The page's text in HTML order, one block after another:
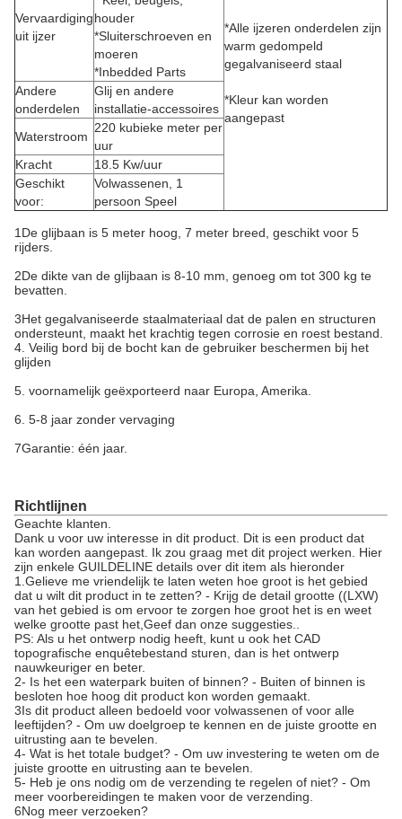
*Alle ijzeren onderdelen zijn
warm gedompeld
gegalvaniseerd staal
*Kleur kan worden
aangepast
Vervaardiging
uit ijzer
houder
*Sluiterschroeven en
moeren
*Inbedded Parts
Andere
onderdelen
Glij en andere
installatie-accessoires
Waterstroom
220 kubieke meter per
uur
Kracht
18.5 Kw/uur
Geschikt
voor:
Volwassenen, 1
persoon Speel
1De glijbaan is 5 meter hoog, 7 meter breed, geschikt voor 5
rijders.
2De dikte van de glijbaan is 8-10 mm, genoeg om tot 300 kg te
bevatten.
3Het gegalvaniseerde staalmateriaal dat de palen en structuren
ondersteunt, maakt het krachtig tegen corrosie en roest bestand.
4. Veilig bord bij de bocht kan de gebruiker beschermen bij het
glijden
5. voornamelijk geëxporteerd naar Europa, Amerika.
6. 5-8 jaar zonder vervaging
7Garantie: één jaar.
Richtlijnen
Geachte klanten.
Dank u voor uw interesse in dit product. Dit is een product dat
kan worden aangepast. Ik zou graag met dit project werken. Hier
zijn enkele GUILDELINE details over dit item als hieronder
1.Gelieve me vriendelijk te laten weten hoe groot is het gebied
dat u wilt dit product in te zetten? - Krijg de detail grootte ((LXW)
van het gebied is om ervoor te zorgen hoe groot het is en weet
welke grootte past het,Geef dan onze suggesties..
PS: Als u het ontwerp nodig heeft, kunt u ook het CAD
topografische enquêtebestand sturen, dan is het ontwerp
nauwkeuriger en beter.
2- Is het een waterpark buiten of binnen? - Buiten of binnen is
besloten hoe hoog dit product kon worden gemaakt.
3Is dit product alleen bedoeld voor volwassenen of voor alle
leeftijden? - Om uw doelgroep te kennen en de juiste grootte en
uitrusting aan te bevelen.
4- Wat is het totale budget? - Om uw investering te weten om de
juiste grootte en uitrusting aan te bevelen.
5- Heb je ons nodig om de verzending te regelen of niet? - Om
meer voorbereidingen te maken voor de verzending.
6Nog meer verzoeken?